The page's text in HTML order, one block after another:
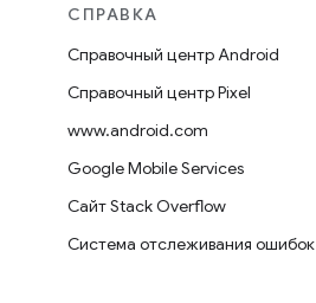
СПРАВКА
Справочный центр Android
Справочный центр Pixel
www.android.com
Google Mobile Services
Сайт Stack Overflow
Система отслеживания ошибок